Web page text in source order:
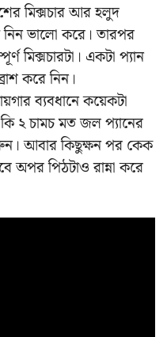
মিক্সচার আর হলুদ
নিন ভালো করে। তারপর
মিক্সচারটা। একটা প্যান
করে নিন।
ব্যবধানে কয়েকটা
২ চামচ মত জল প্যানের
আবার কিছুক্ষন পর কেক
অপর পিঠটাও রান্না করে